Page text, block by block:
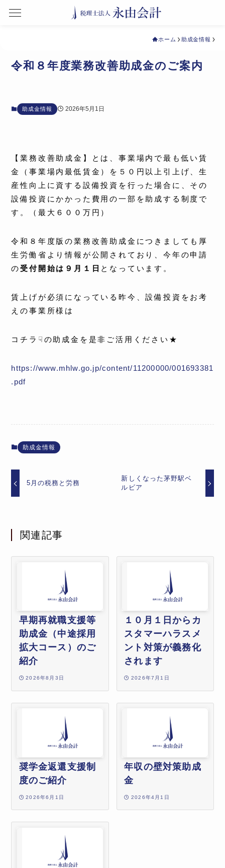
ホーム 助成金情報
令和８年度業務改善助成金のご案内
助成金情報 2026年5月1日
【業務改善助成金】とは、事業場内で最も低い賃
金（事業場内最低賃金）を５０円以上引上げ、生
産性向上に資する設備投資を行った場合に、その
設備投資にかかった費用の一部を助成する制度で
す。（最大６００万円）
令和８年度版の業務改善助成金につきましても厚
生労働省より情報が公開されており、今年の申請
の 受付開始は９月１日 となっています。
賃上げが必須になっている昨今、設備投資をお考
えの事業所様は
コチラ☟の助成金を是非ご活用ください★
https://www.mhlw.go.jp/content/11200000/001693381
.pdf
助成金情報
5月の税務と労務
新しくなった茅野駅ベ
ルビア
関連記事
早期再就職支援等
助成金（中途採用
拡大コース）のご
紹介
2026年8月3日
１０月１日からカ
スタマーハラスメ
ント対策が義務化
されます
2026年7月1日
奨学金返還支援制
度のご紹介
2026年6月1日
年収の壁対策助成
金
2026年4月1日